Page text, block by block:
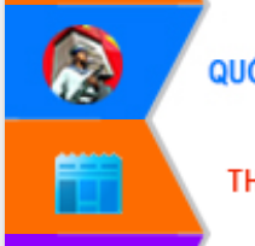
Đắk Lắk sơ kết 4 năm triển khai thực
hiện Đề án 06 của Chính phủ
Họp báo thông tin về Hội nghị Công bố
Quy hoạch và Xúc tiến đầu tư tỉnh Đắk
Lắk
Khơi thông điểm nghẽn, đẩy nhanh
giải ngân vốn khắc phục thiên tai
HĐND tỉnh thông qua điều chỉnh Quy
hoạch tỉnh thời kỳ 2021-2030